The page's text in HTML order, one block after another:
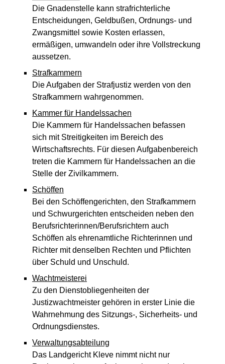
Die Gnadenstelle kann strafrichterliche
Entscheidungen, Geldbußen, Ordnungs- und
Zwangsmittel sowie Kosten erlassen,
ermäßigen, umwandeln oder ihre Vollstreckung
aussetzen.
Strafkammern
Die Aufgaben der Strafjustiz werden von den
Strafkammern wahrgenommen.
Kammer für Handelssachen
Die Kammern für Handelssachen befassen
sich mit Streitigkeiten im Bereich des
Wirtschaftsrechts. Für diesen Aufgabenbereich
treten die Kammern für Handelssachen an die
Stelle der Zivilkammern.
Schöffen
Bei den Schöffengerichten, den Strafkammern
und Schwurgerichten entscheiden neben den
Berufsrichterinnen/Berufsrichtern auch
Schöffen als ehrenamtliche Richterinnen und
Richter mit denselben Rechten und Pflichten
über Schuld und Unschuld.
Wachtmeisterei
Zu den Dienstobliegenheiten der
Justizwachtmeister gehören in erster Linie die
Wahrnehmung des Sitzungs-, Sicherheits- und
Ordnungsdienstes.
Verwaltungsabteilung
Das Landgericht Kleve nimmt nicht nur